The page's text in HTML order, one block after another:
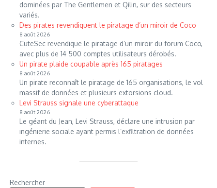
dominées par The Gentlemen et Qilin, sur des secteurs
variés.
Des pirates revendiquent le piratage d’un miroir de Coco
8 août 2026
CuteSec revendique le piratage d’un miroir du forum Coco,
avec plus de 14 500 comptes utilisateurs dérobés.
Un pirate plaide coupable après 165 piratages
8 août 2026
Un pirate reconnaît le piratage de 165 organisations, le vol
massif de données et plusieurs extorsions cloud.
Levi Strauss signale une cyberattaque
8 août 2026
Le géant du Jean, Levi Strauss, déclare une intrusion par
ingénierie sociale ayant permis l’exfiltration de données
internes.
Rechercher